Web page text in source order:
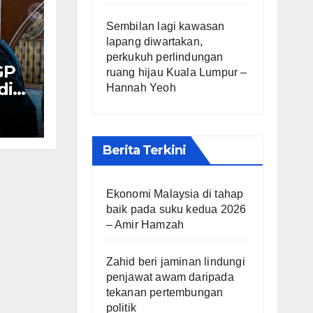
Sembilan lagi kawasan
lapang diwartakan,
perkukuh perlindungan
ruang hijau Kuala Lumpur –
Hannah Yeoh
Berita Terkini
Ekonomi Malaysia di tahap
baik pada suku kedua 2026
– Amir Hamzah
Zahid beri jaminan lindungi
penjawat awam daripada
tekanan pertembungan
politik